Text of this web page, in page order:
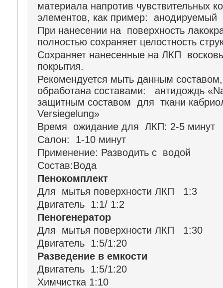
материала напротив чувствительных
элементов, как пример:
При нанесении на поверхность
полностью сохраняет целостность
Сохраняет нанесенные на ЛКП
покрытия.
Рекомендуется мыть данным
обработана составами: антидождь
защитным составом для ткани
Versiegelung»
Время ожидание для ЛКП: 2-5 минут
Салон: 1-10 минут
Применение: Разводить с водой
Состав:Вода
Пенокомплект
Для мытья поверхности ЛКП 1:3
Двигатель 1:1/ 1:2
Пеногенератор
Для мытья поверхности ЛКП 1:30
Двигатель 1:5/1:20
Разведение в емкости
Двигатель 1:5/1:20
Химчистка 1:10